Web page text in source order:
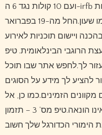
ועם 10 קולות נגד 6 ה-irfb אישרה את גביע הפתיחה.ההכנות
למונדיאל ברוגבי 2011 פועלות כמו שעון.החל מה-19 בפברואר
בהכנה ויישום תוכניות לאירוע
הרוגבי הבינלאומית. טיפ
לעזור לך.לחפש אתר שבו תוכל
להציע לך מידע על הסוגים
הזמינים.כמו כן, אל
תשכח לבדוק אם האתר מקורי ואינו הונאה.טיפ מס’ 3 – תזמון
הכדורגל שלך חשוב